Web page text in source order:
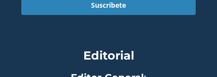
Suscríbete
Editorial